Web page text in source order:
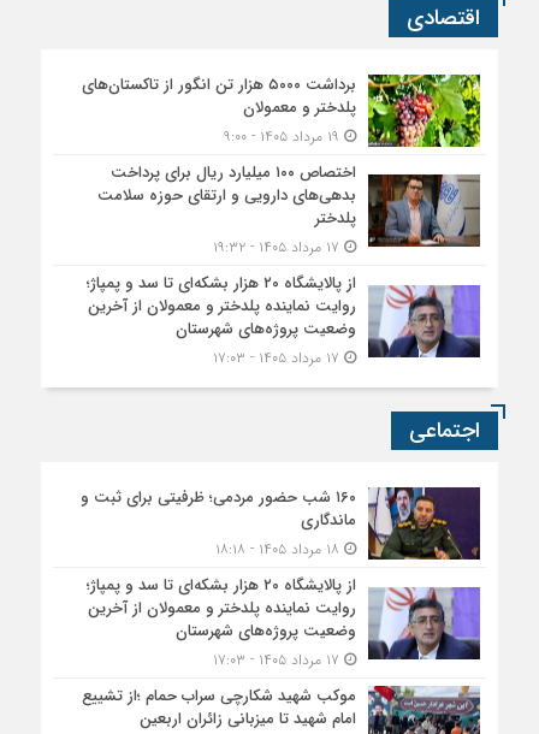
اقتصادی
برداشت ۵۰۰۰ هزار تن انگور از تاکستان‌های
پلدختر و معمولان
اختصاص ۱۰۰ میلیارد ریال برای پرداخت
بدهی‌های دارویی و ارتقای حوزه سلامت
پلدختر
از پالایشگاه ۲۰ هزار بشکه‌ای تا سد و پمپاژ؛
روایت نماینده پلدختر و معمولان از آخرین
وضعیت پروژه‌های شهرستان
اجتماعی
۱۶۰ شب حضور مردمی؛ ظرفیتی برای ثبت و
ماندگاری
از پالایشگاه ۲۰ هزار بشکه‌ای تا سد و پمپاژ؛
روایت نماینده پلدختر و معمولان از آخرین
وضعیت پروژه‌های شهرستان
موکب شهید شکارچی سراب حمام ؛از تشییع
امام شهید تا میزبانی زائران اربعین